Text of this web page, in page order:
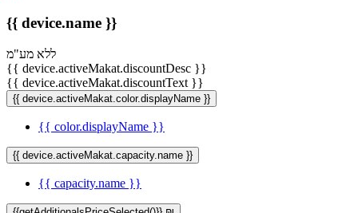
{{ device.name }}
ללא מע"מ
{{ device.activeMakat.discountDesc }}
{{ device.activeMakat.discountText }}
{{ device.activeMakat.color.displayName }}
{{ color.displayName }}
{{ device.activeMakat.capacity.name }}
{{ capacity.name }}